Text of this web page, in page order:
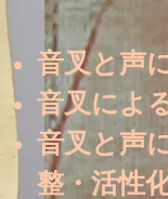
音叉と声
音叉によ
音叉と声
整・活性